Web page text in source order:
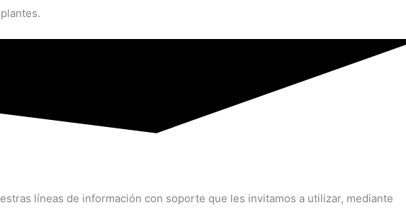
líneas de información con soporte que les invitamos a utilizar, mediante